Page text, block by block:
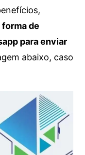
forma de
para enviar
abaixo, caso